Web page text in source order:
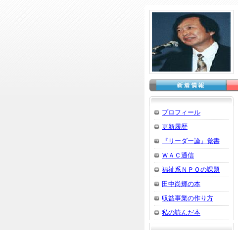
プロフィール
更新履歴
『リーダー論』覚書
ＷＡＣ通信
福祉系ＮＰＯの課題
田中尚輝の本
収益事業の作り方
私の読んだ本